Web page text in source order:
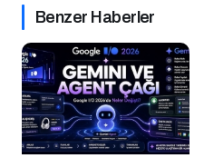
Benzer Haberler